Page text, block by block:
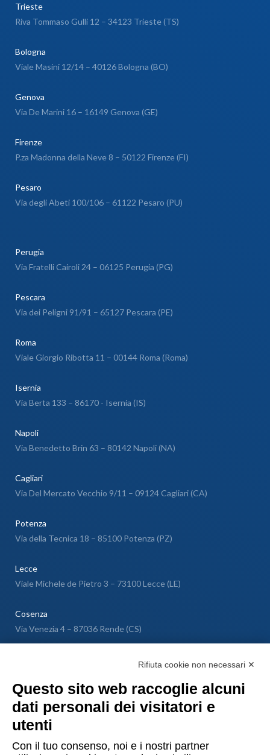
Trieste
Riva Tommaso Gulli 12 – 34123 Trieste (TS)
Bologna
Viale Masini 12/14 – 40126 Bologna (BO)
Genova
Via De Marini 16 – 16149 Genova (GE)
Firenze
P.za Madonna della Neve 8 – 50122 Firenze (FI)
Pesaro
Via degli Abeti 100/106 – 61122 Pesaro (PU)
Perugia
Via Fratelli Cairoli 24 – 06125 Perugia (PG)
Pescara
Via dei Peligni 91/91 – 65127 Pescara (PE)
Roma
Viale Giorgio Ribotta 11 – 00144 Roma (Roma)
Isernia
Via Berta 133 – 86170 - Isernia (IS)
Napoli
Via Benedetto Brin 63 – 80142 Napoli (NA)
Cagliari
Via Del Mercato Vecchio 9/11 – 09124 Cagliari (CA)
Potenza
Via della Tecnica 18 – 85100 Potenza (PZ)
Lecce
Viale Michele de Pietro 3 – 73100 Lecce (LE)
Cosenza
Via Venezia 4 – 87036 Rende (CS)
Lugano
Rifiuta cookie non necessari ✕
Questo sito web raccoglie alcuni
dati personali dei visitatori e
utenti
Con il tuo consenso, noi e i nostri partner